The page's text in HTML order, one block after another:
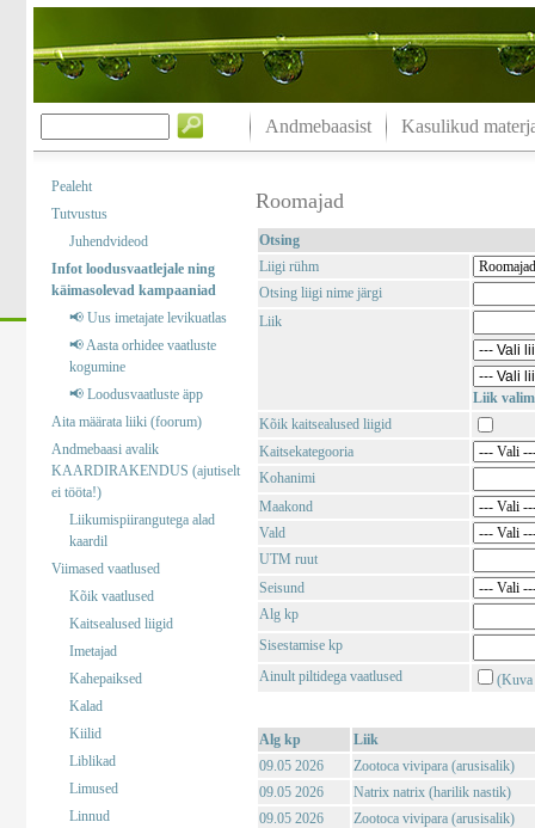
Andmebaasist Kasulikud
Pealeht
Tutvustus
Juhendvideod
Infot loodusvaatlejale ning
käimasolevad kampaaniad
📢 Uus imetajate levikuatlas
📢 Aasta orhidee vaatluste
kogumine
📢 Loodusvaatluste äpp
Aita määrata liiki (foorum)
Andmebaasi avalik
KAARDIRAKENDUS (ajutiselt
ei tööta!)
Liikumispiirangutega alad
kaardil
Viimased vaatlused
Kõik vaatlused
Kaitsealused liigid
Imetajad
Kahepaiksed
Kalad
Kiilid
Liblikad
Limused
Linnud
Roomajad
Otsing
Liigi rühm
Otsing liigi nime järgi
Liik
Liik
Kõik kaitsealused liigid
Kaitsekategooria
Kohanimi
Maakond
Vald
UTM ruut
Seisund
Alg kp
Sisestamise kp
Ainult piltidega vaatlused
(Kuva
Alg kp
Liik
09.05 2026
Zootoca vivipara (arusisalik)
09.05 2026
Natrix natrix (harilik nastik)
09.05 2026
Zootoca vivipara (arusisalik)